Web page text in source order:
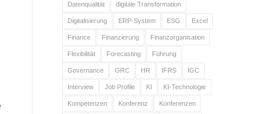
Datenqualität digitale Transformation
Digitalisierung ERP-System ESG Excel
Finance Finanzierung Finanzorganisation
Flexibilität Forecasting Führung
Governance GRC HR IFRS IGC
Interview Job Profile KI KI-Technologie
Kompetenzen Konferenz Konferenzen